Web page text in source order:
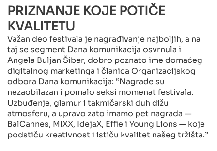
PRIZNANJE KOJE POTIČE
KVALITETU
Važan deo festivala je nagrađivanje najboljih, a na
taj se segment Dana komunikacija osvrnula i
Angela Buljan Šiber, dobro poznato ime domaćeg
digitalnog marketinga i članica Organizacijskog
odbora Dana komunikacija: “Nagrade su
nezaobilazan i pomalo seksi momenat festivala.
Uzbuđenje, glamur i takmičarski duh dižu
atmosferu, a upravo zato imamo pet nagrada —
BalCannes, MIXX, IdejaX, Effie i Young Lions — koje
podstiču kreativnost i ističu kvalitet našeg tržišta.”